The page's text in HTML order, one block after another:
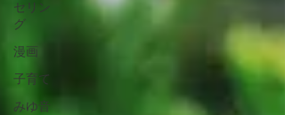
セリン
グ
漫画
子育て
みゆ音